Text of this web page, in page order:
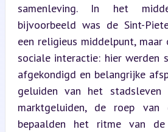
samenleving. In het
bijvoorbeeld was de Sint-
een religieus middelpunt,
sociale interactie: hier werden
afgekondigd en belangrijke
geluiden van het
marktgeluiden, de roep
bepaalden het ritme van